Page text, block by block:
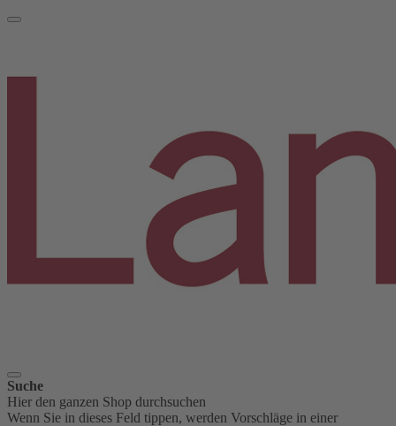
Suche
Hier den ganzen Shop durchsuchen
Wenn Sie in dieses Feld tippen, werden Vorschläge in einer